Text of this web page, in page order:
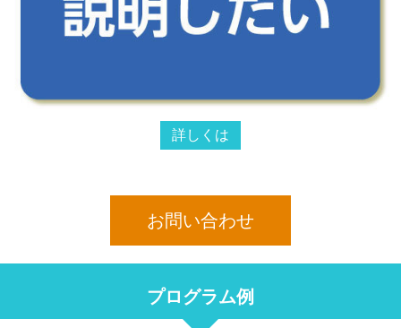
詳しくは
お問い合わせ
プログラム例